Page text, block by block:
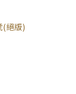
(絕版)